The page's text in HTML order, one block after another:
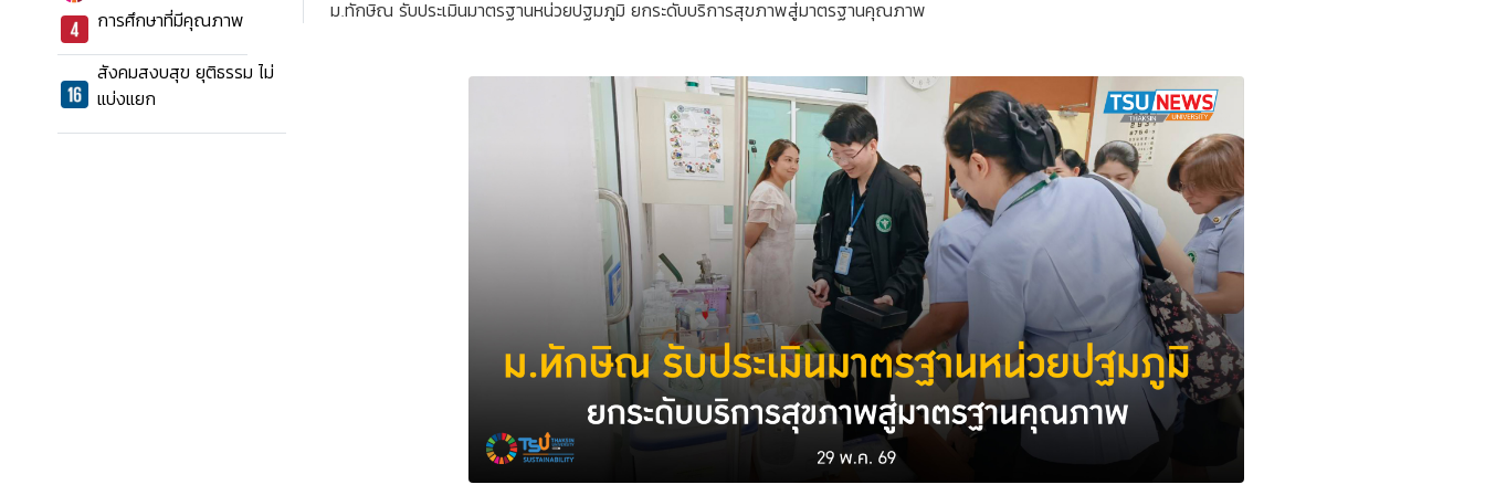
การศึกษาที่มีคุณภาพ
สังคมสงบสุข ยุติธรรม ไม่
แบ่งแยก
ม.ทักษิณ รับประเมินมาตรฐานหน่วยปฐมภูมิ ยกระดับบริการสุขภาพสู่มาตรฐานคุณภาพ